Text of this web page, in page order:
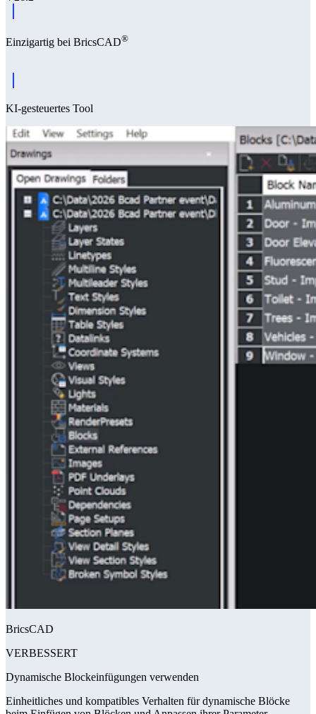
Einzigartig bei BricsCAD®
KI-gesteuertes Tool
BricsCAD
VERBESSERT
Dynamische Blockeinfügungen verwenden
Einheitliches und kompatibles Verhalten für dynamische Blöcke